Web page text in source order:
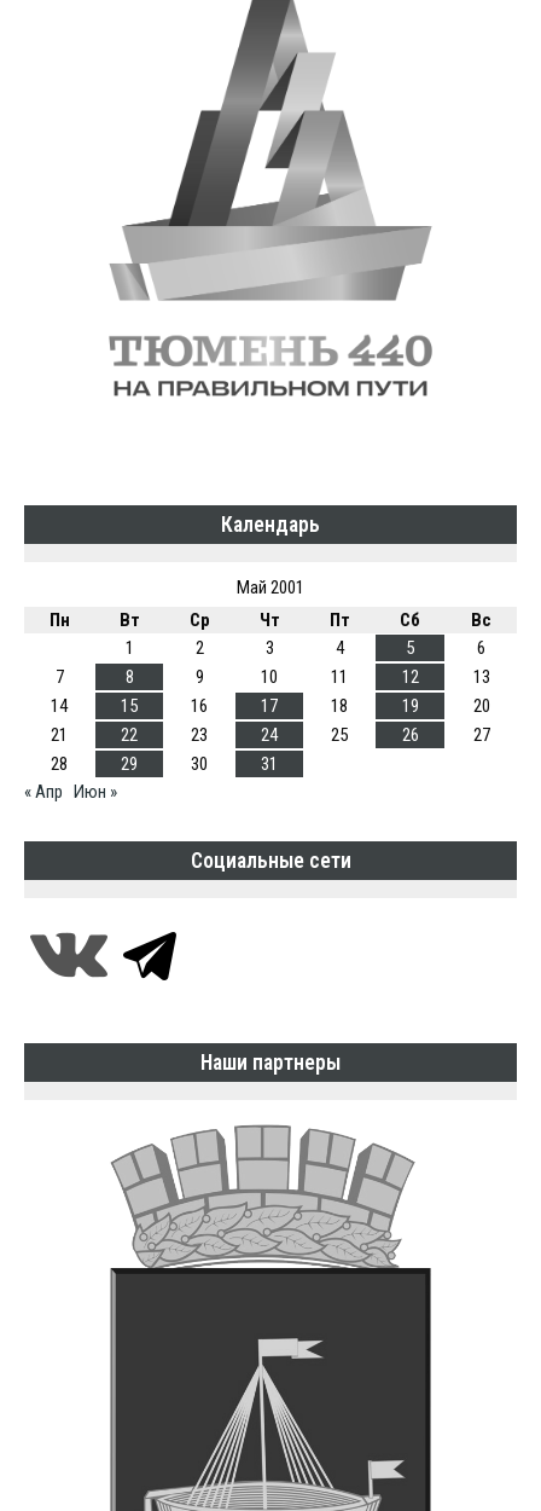
Календарь
Май 2001
Пн
Вт Ср Чт Пт Сб
Вс
1
2 3 4 5
6
7
8 9 10 11 12
13
14
15 16 17 18 19
20
21
22 23 24 25 26
27
28
29 30
31
« Апр Июн »
Социальные сети
Наши партнеры